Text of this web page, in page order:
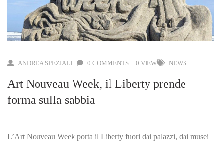
ANDREA SPEZIALI 0 COMMENTS 0 VIEW NEWS
Art Nouveau Week, il Liberty prende
forma sulla sabbia
L’Art Nouveau Week porta il Liberty fuori dai palazzi, dai musei